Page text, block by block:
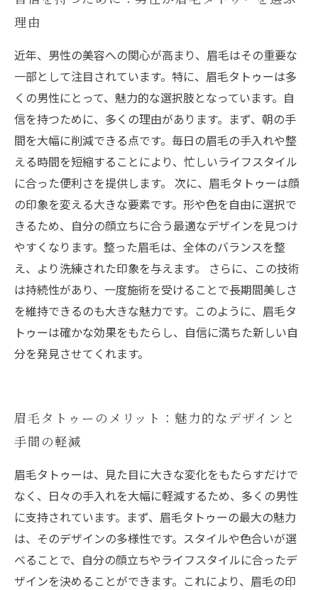
く自信を高める
男性に向けたメンテナンス：眉毛タトゥーを長
持ちさせる秘訣
新しい自分へ：眉毛タトゥーで得られる未来の
可能性
理由
近年、男性の美容への関心が高まり、眉毛はその重要な
一部として注目されています。特に、眉毛タトゥーは多
くの男性にとって、魅力的な選択肢となっています。自
信を持つために、多くの理由があります。まず、朝の手
間を大幅に削減できる点です。毎日の眉毛の手入れや整
える時間を短縮することにより、忙しいライフスタイル
に合った便利さを提供します。 次に、眉毛タトゥーは顔
の印象を変える大きな要素です。形や色を自由に選択で
きるため、自分の顔立ちに合う最適なデザインを見つけ
やすくなります。整った眉毛は、全体のバランスを整
え、より洗練された印象を与えます。 さらに、この技術
は持続性があり、一度施術を受けることで長期間美しさ
を維持できるのも大きな魅力です。このように、眉毛タ
トゥーは確かな効果をもたらし、自信に満ちた新しい自
分を発見させてくれます。
眉毛タトゥーのメリット：魅力的なデザインと
手間の軽減
眉毛タトゥーは、見た目に大きな変化をもたらすだけで
なく、日々の手入れを大幅に軽減するため、多くの男性
に支持されています。まず、眉毛タトゥーの最大の魅力
は、そのデザインの多様性です。スタイルや色合いが選
べることで、自分の顔立ちやライフスタイルに合ったデ
ザインを決めることができます。これにより、眉毛の印